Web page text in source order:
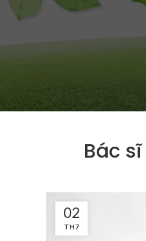
Bác
02
TH7